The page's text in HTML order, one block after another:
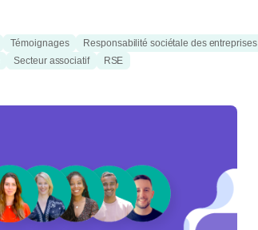
Témoignages Responsabilité sociétale des entreprises
Secteur associatif RSE